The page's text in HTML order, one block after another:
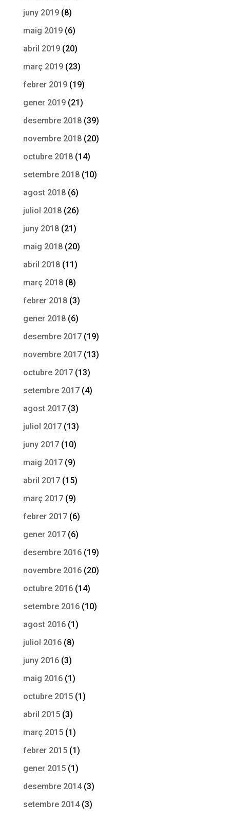
juny 2019(8)
maig 2019(6)
abril 2019(20)
març 2019(23)
febrer 2019(19)
gener 2019(21)
desembre 2018(39)
novembre 2018(20)
octubre 2018(14)
setembre 2018(10)
agost 2018(6)
juliol 2018(26)
juny 2018(21)
maig 2018(20)
abril 2018(11)
març 2018(8)
febrer 2018(3)
gener 2018(6)
desembre 2017(19)
novembre 2017(13)
octubre 2017(13)
setembre 2017(4)
agost 2017(3)
juliol 2017(13)
juny 2017(10)
maig 2017(9)
abril 2017(15)
març 2017(9)
febrer 2017(6)
gener 2017(6)
desembre 2016(19)
novembre 2016(20)
octubre 2016(14)
setembre 2016(10)
agost 2016(1)
juliol 2016(8)
juny 2016(3)
maig 2016(1)
octubre 2015(1)
abril 2015(3)
març 2015(1)
febrer 2015(1)
gener 2015(1)
desembre 2014(3)
setembre 2014(3)